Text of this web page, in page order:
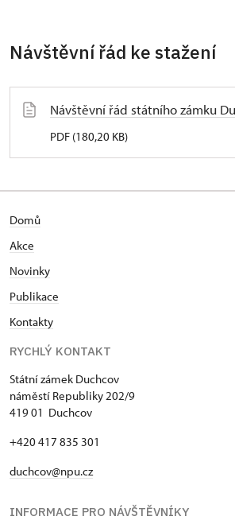
Návštěvní řád ke stažení
Návštěvní řád státního zámku
PDF (180,20 KB)
Domů
Akce
Novinky
Publikace
Kontakty
RYCHLÝ KONTAKT
Státní zámek Duchcov
náměstí Republiky 202/9
419 01 Duchcov
+420 417 835 301
duchcov@npu.cz
INFORMACE PRO NÁVŠTĚVNÍKY